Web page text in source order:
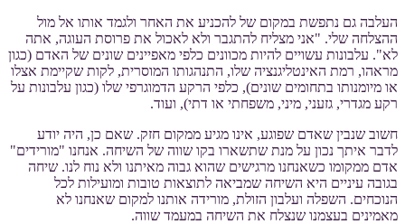
העלבה גם נתפשת במקום של להכניע את האחר ולגמד אותו אל מול
ההצלחה שלי. "אני מצליח להתגבר ולא לאכול את פרוסת העוגה, אתה
לא". עלבונות עשויים להיות מכוונים כלפי מאפיינים שונים של האדם (כגון
מראהו, רמת האינטליגנציה שלו, התנהגותו המוסרית, לקות שקיימת אצלו
או מיומנותו בתחומים שונים), כלפי הרקע הדמוגרפי שלו (כגון עלבונות על
רקע מגדרי, גזעני, מיני, משפחתי או דתי), ועוד.
חשוב שנבין שאדם שפוגע, אינו מגיע ממקום חזק. שאם כן, היה יודע
לדבר איתך נכון על מנת שתשארו בקו שווה של השיחה. אנחנו "מורידים"
אדם ממקומו כשאנחנו מרגישים שהוא גבוה מאיתנו ולא נוח לנו. שיחה
בגובה עיניים היא השיחה שמביאה לתוצאות טובות ומועילות לכל
הנוכחים. השפלה ועלבון הזולת, מורידה אותנו למקום שאנחנו לא
מאמינים בעצמנו שנצלח את השיחה במעמד שווה.